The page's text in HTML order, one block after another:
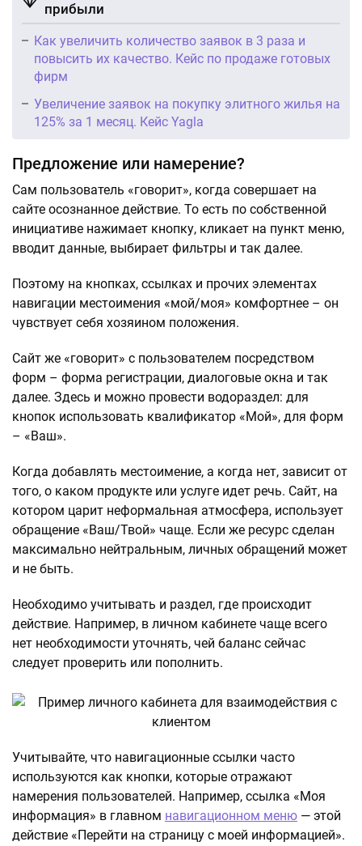
прибыли
Как увеличить количество заявок в 3 раза и
повысить их качество. Кейс по продаже готовых
фирм
Увеличение заявок на покупку элитного жилья на
125% за 1 месяц. Кейс Yagla
Предложение или намерение?
Сам пользователь «говорит», когда совершает на
сайте осознанное действие. То есть по собственной
инициативе нажимает кнопку, кликает на пункт меню,
вводит данные, выбирает фильтры и так далее.
Поэтому на кнопках, ссылках и прочих элементах
навигации местоимения «мой/моя» комфортнее – он
чувствует себя хозяином положения.
Сайт же «говорит» с пользователем посредством
форм – форма регистрации, диалоговые окна и так
далее. Здесь и можно провести водораздел: для
кнопок использовать квалификатор «Мой», для форм
– «Ваш».
Когда добавлять местоимение, а когда нет, зависит от
того, о каком продукте или услуге идет речь. Сайт, на
котором царит неформальная атмосфера, использует
обращение «Ваш/Твой» чаще. Если же ресурс сделан
максимально нейтральным, личных обращений может
и не быть.
Необходимо учитывать и раздел, где происходит
действие. Например, в личном кабинете чаще всего
нет необходимости уточнять, чей баланс сейчас
следует проверить или пополнить.
Учитывайте, что навигационные ссылки часто
используются как кнопки, которые отражают
намерения пользователей. Например, ссылка «Моя
информация» в главном навигационном меню — этой
действие «Перейти на страницу с моей информацией».